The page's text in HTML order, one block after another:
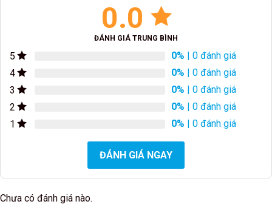
0.0
ĐÁNH GIÁ TRUNG BÌNH
5 0% | 0 đánh giá
4
0% | 0 đánh giá
3
0% | 0 đánh giá
2
0% | 0 đánh giá
1
0% | 0 đánh giá
ĐÁNH GIÁ NGAY
Chưa có đánh giá nào.